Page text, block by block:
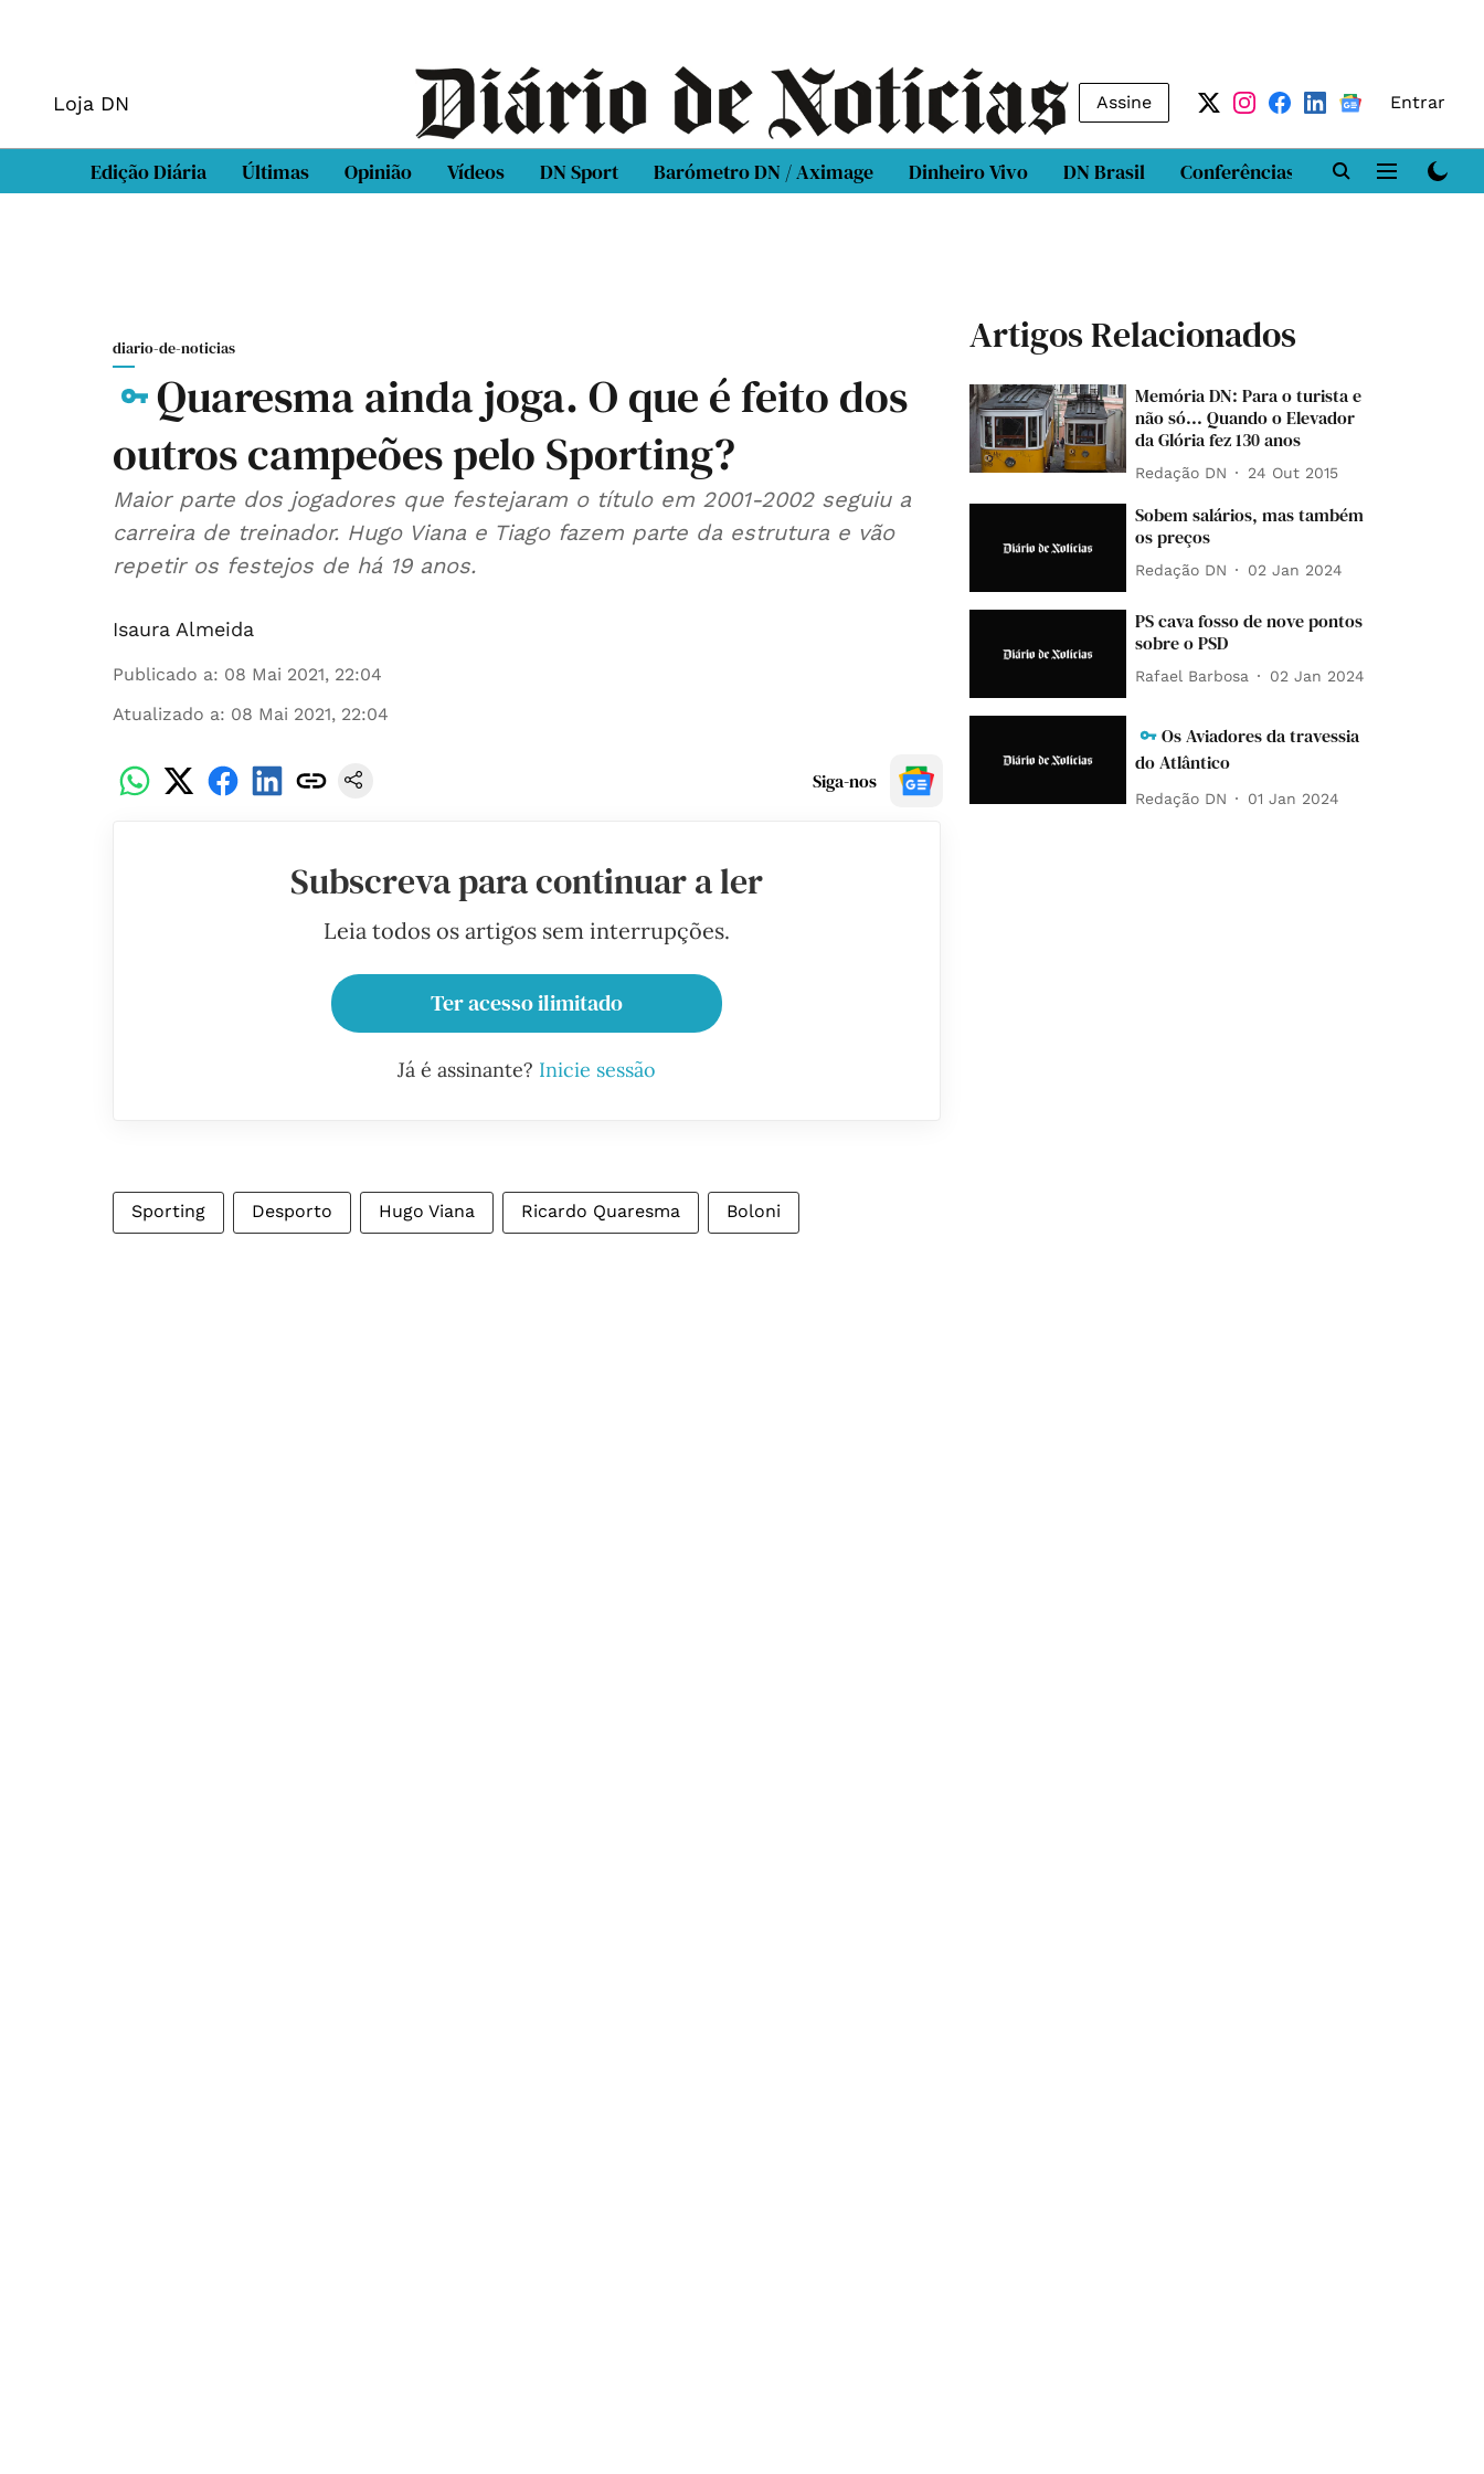
Loja DN Assine Entrar
Edição Diária Últimas Opinião Vídeos DN Sport Barómetro DN / Aximage Dinheiro Vivo DN Brasil Conferências DN LAB
diario-de-noticias
Quaresma ainda joga. O que é feito dos
outros campeões pelo Sporting?
Maior parte dos jogadores que festejaram o título em 2001-2002 seguiu a
carreira de treinador. Hugo Viana e Tiago fazem parte da estrutura e vão
repetir os festejos de há 19 anos.
Isaura Almeida
Publicado a: 08 Mai 2021, 22:04
Atualizado a: 08 Mai 2021, 22:04
Siga-nos
Subscreva para continuar a ler
Leia todos os artigos sem interrupções.
Ter acesso ilimitado
Já é assinante? Inicie sessão
Sporting Desporto Hugo Viana Ricardo Quaresma Boloni
Artigos Relacionados
Memória DN: Para o turista e
não só... Quando o Elevador
da Glória fez 130 anos
Redação DN 24 Out 2015
Sobem salários, mas também
os preços
Redação DN 02 Jan 2024
PS cava fosso de nove pontos
sobre o PSD
Rafael Barbosa 02 Jan 2024
Os Aviadores da travessia
do Atlântico
Redação DN 01 Jan 2024